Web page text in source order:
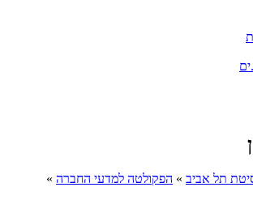
תל אביב » הפקולטה למדעי החברה »